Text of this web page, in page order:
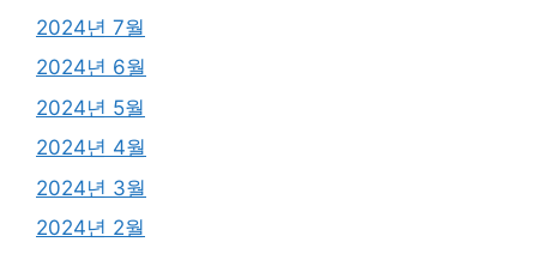
2024년 7월
2024년 6월
2024년 5월
2024년 4월
2024년 3월
2024년 2월